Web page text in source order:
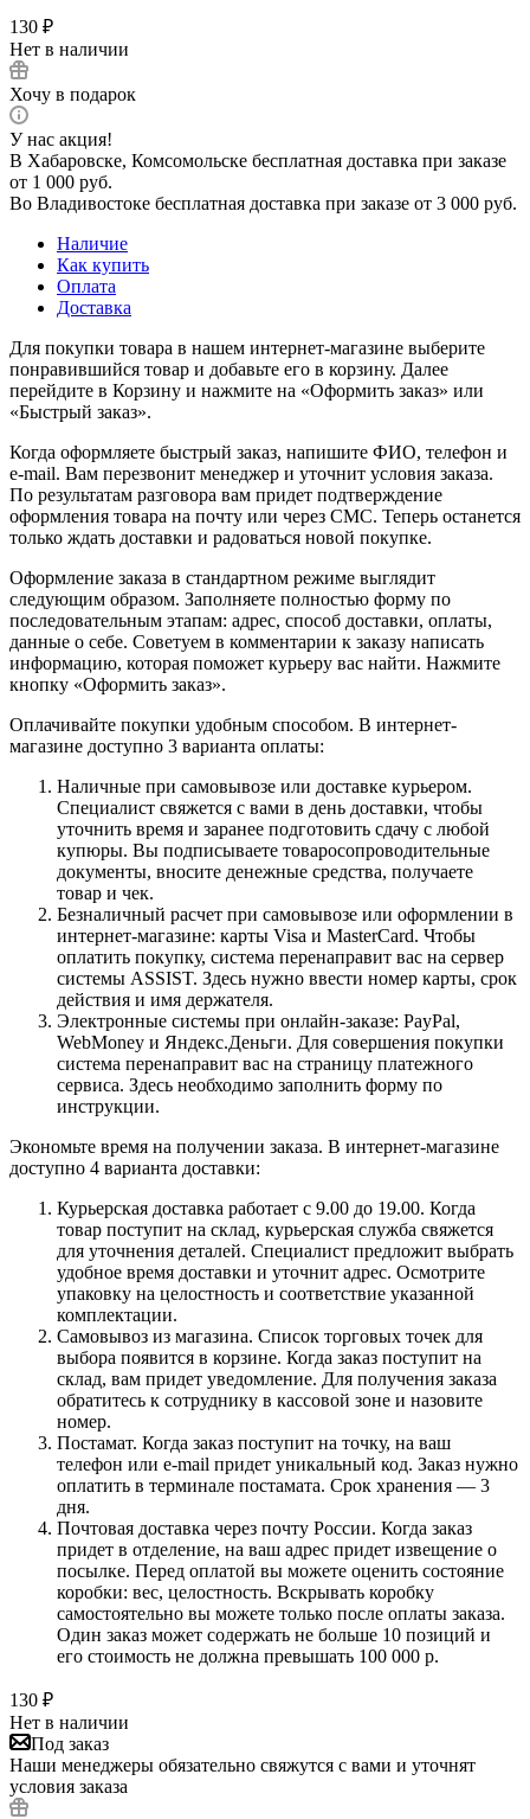
130 ₽
Нет в наличии
Хочу в подарок
У нас акция!
В Хабаровске, Комсомольске бесплатная доставка при заказе
от 1 000 руб.
Во Владивостоке бесплатная доставка при заказе от 3 000 руб.
Наличие
Как купить
Оплата
Доставка
Для покупки товара в нашем интернет-магазине выберите
понравившийся товар и добавьте его в корзину. Далее
перейдите в Корзину и нажмите на «Оформить заказ» или
«Быстрый заказ».
Когда оформляете быстрый заказ, напишите ФИО, телефон и
e-mail. Вам перезвонит менеджер и уточнит условия заказа.
По результатам разговора вам придет подтверждение
оформления товара на почту или через СМС. Теперь останется
только ждать доставки и радоваться новой покупке.
Оформление заказа в стандартном режиме выглядит
следующим образом. Заполняете полностью форму по
последовательным этапам: адрес, способ доставки, оплаты,
данные о себе. Советуем в комментарии к заказу написать
информацию, которая поможет курьеру вас найти. Нажмите
кнопку «Оформить заказ».
Оплачивайте покупки удобным способом. В интернет-
магазине доступно 3 варианта оплаты:
Наличные при самовывозе или доставке курьером.
Специалист свяжется с вами в день доставки, чтобы
уточнить время и заранее подготовить сдачу с любой
купюры. Вы подписываете товаросопроводительные
документы, вносите денежные средства, получаете
товар и чек.
Безналичный расчет при самовывозе или оформлении в
интернет-магазине: карты Visa и MasterCard. Чтобы
оплатить покупку, система перенаправит вас на сервер
системы ASSIST. Здесь нужно ввести номер карты, срок
действия и имя держателя.
Электронные системы при онлайн-заказе: PayPal,
WebMoney и Яндекс.Деньги. Для совершения покупки
система перенаправит вас на страницу платежного
сервиса. Здесь необходимо заполнить форму по
инструкции.
Экономьте время на получении заказа. В интернет-магазине
доступно 4 варианта доставки:
Курьерская доставка работает с 9.00 до 19.00. Когда
товар поступит на склад, курьерская служба свяжется
для уточнения деталей. Специалист предложит выбрать
удобное время доставки и уточнит адрес. Осмотрите
упаковку на целостность и соответствие указанной
комплектации.
Самовывоз из магазина. Список торговых точек для
выбора появится в корзине. Когда заказ поступит на
склад, вам придет уведомление. Для получения заказа
обратитесь к сотруднику в кассовой зоне и назовите
номер.
Постамат. Когда заказ поступит на точку, на ваш
телефон или e-mail придет уникальный код. Заказ нужно
оплатить в терминале постамата. Срок хранения — 3
дня.
Почтовая доставка через почту России. Когда заказ
придет в отделение, на ваш адрес придет извещение о
посылке. Перед оплатой вы можете оценить состояние
коробки: вес, целостность. Вскрывать коробку
самостоятельно вы можете только после оплаты заказа.
Один заказ может содержать не больше 10 позиций и
его стоимость не должна превышать 100 000 р.
130 ₽
Нет в наличии
Под заказ
Наши менеджеры обязательно свяжутся с вами и уточнят
условия заказа